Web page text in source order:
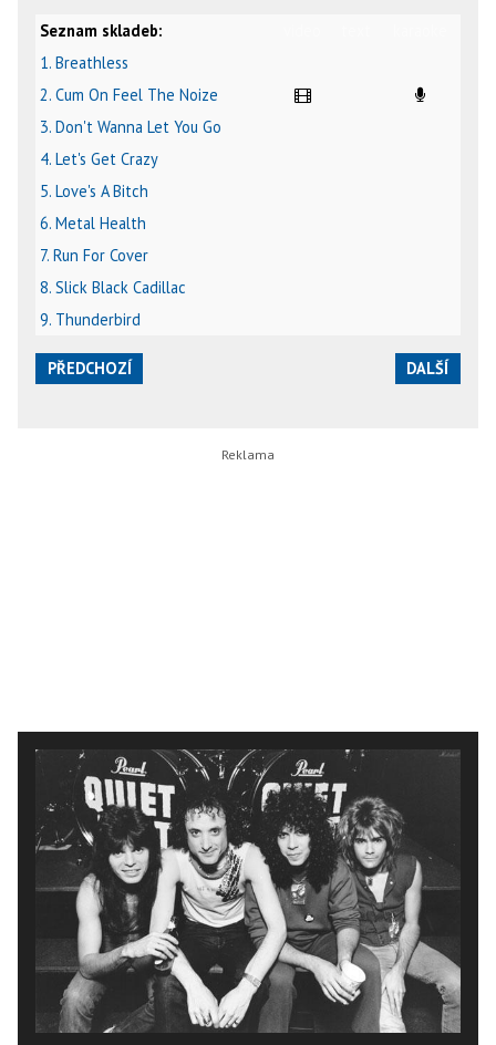
Seznam skladeb:
1. Breathless
2. Cum On Feel The Noize
3. Don't Wanna Let You Go
4. Let's Get Crazy
5. Love's A Bitch
6. Metal Health
7. Run For Cover
8. Slick Black Cadillac
9. Thunderbird
PŘEDCHOZÍ DALŠÍ